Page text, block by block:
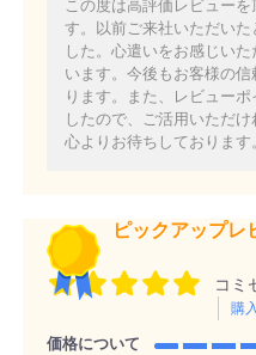
この度は高評価レビュー
す。以前ご来社いただい
した。心遣いをお感じい
います。今後もお客様の
ります。また、レビュー
したので、ご活用いただ
心よりお待ちしております
ピックアップレ
コミ
購
価格について